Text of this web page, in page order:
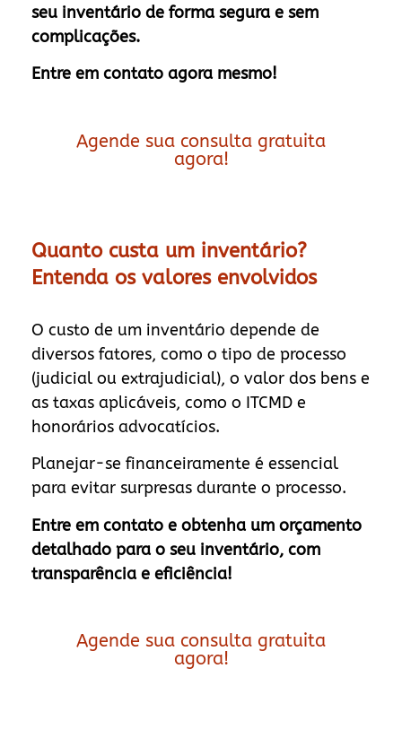
seu inventário de forma segura e sem
complicações.
Entre em contato agora mesmo!
Agende sua consulta gratuita
agora!
Quanto custa um inventário?
Entenda os valores envolvidos
O custo de um inventário depende de
diversos fatores, como o tipo de processo
(judicial ou extrajudicial), o valor dos bens e
as taxas aplicáveis, como o ITCMD e
honorários advocatícios.
Planejar-se financeiramente é essencial
para evitar surpresas durante o processo.
Entre em contato e obtenha um orçamento
detalhado para o seu inventário, com
transparência e eficiência!
Agende sua consulta gratuita
agora!